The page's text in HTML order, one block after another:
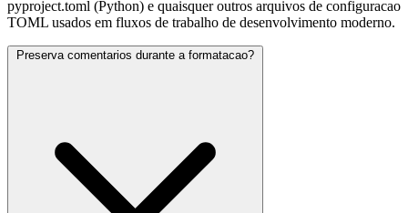
pyproject.toml (Python) e quaisquer outros arquivos de configuracao
TOML usados em fluxos de trabalho de desenvolvimento moderno.
Preserva comentarios durante a formatacao?